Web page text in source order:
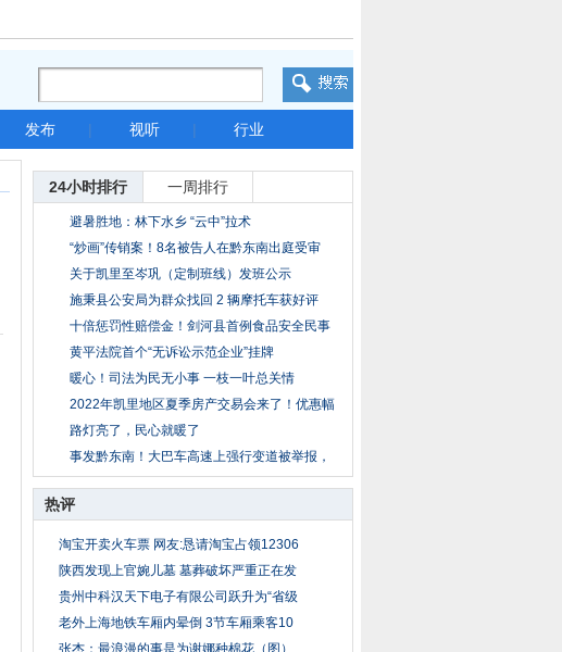
发布 | 视听 | 行业
24小时排行 一周排行
避暑胜地：林下水乡 “云中”拉术
“炒画”传销案！8名被告人在黔东南出庭受审
关于凯里至岑巩（定制班线）发班公示
施秉县公安局为群众找回 2 辆摩托车获好评
十倍惩罚性赔偿金！剑河县首例食品安全民事
公益
黄平法院首个“无诉讼示范企业”挂牌
暖心！司法为民无小事 一枝一叶总关情
2022年凯里地区夏季房产交易会来了！优惠幅
度较
路灯亮了，民心就暖了
事发黔东南！大巴车高速上强行变道被举报，
热评
淘宝开卖火车票 网友:恳请淘宝占领12306
陕西发现上官婉儿墓 墓葬破坏严重正在发
贵州中科汉天下电子有限公司跃升为“省级
老外上海地铁车厢内晕倒 3节车厢乘客10
张杰：最浪漫的事是为谢娜种棉花（图）